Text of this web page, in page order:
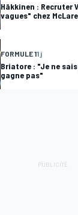
Häkkinen : Recruter
vagues" chez
FORMULE 11 j
Briatore : "Je ne
gagne pas"